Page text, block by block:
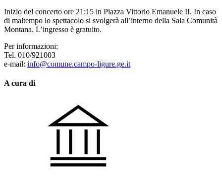
Inizio del concerto ore 21:15 in Piazza Vittorio Emanuele II. In caso
di maltempo lo spettacolo si svolgerà all’interno della Sala Comunità
Montana. L’ingresso è gratuito.
Per informazioni:
Tel. 010/921003
e-mail: info@comune.campo-ligure.ge.it
A cura di